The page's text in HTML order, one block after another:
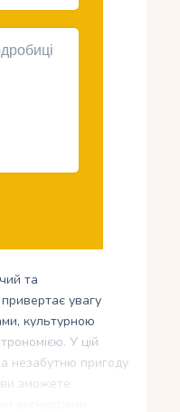
та
увагу
культурною
У цій
незабутню пригоду
зможете